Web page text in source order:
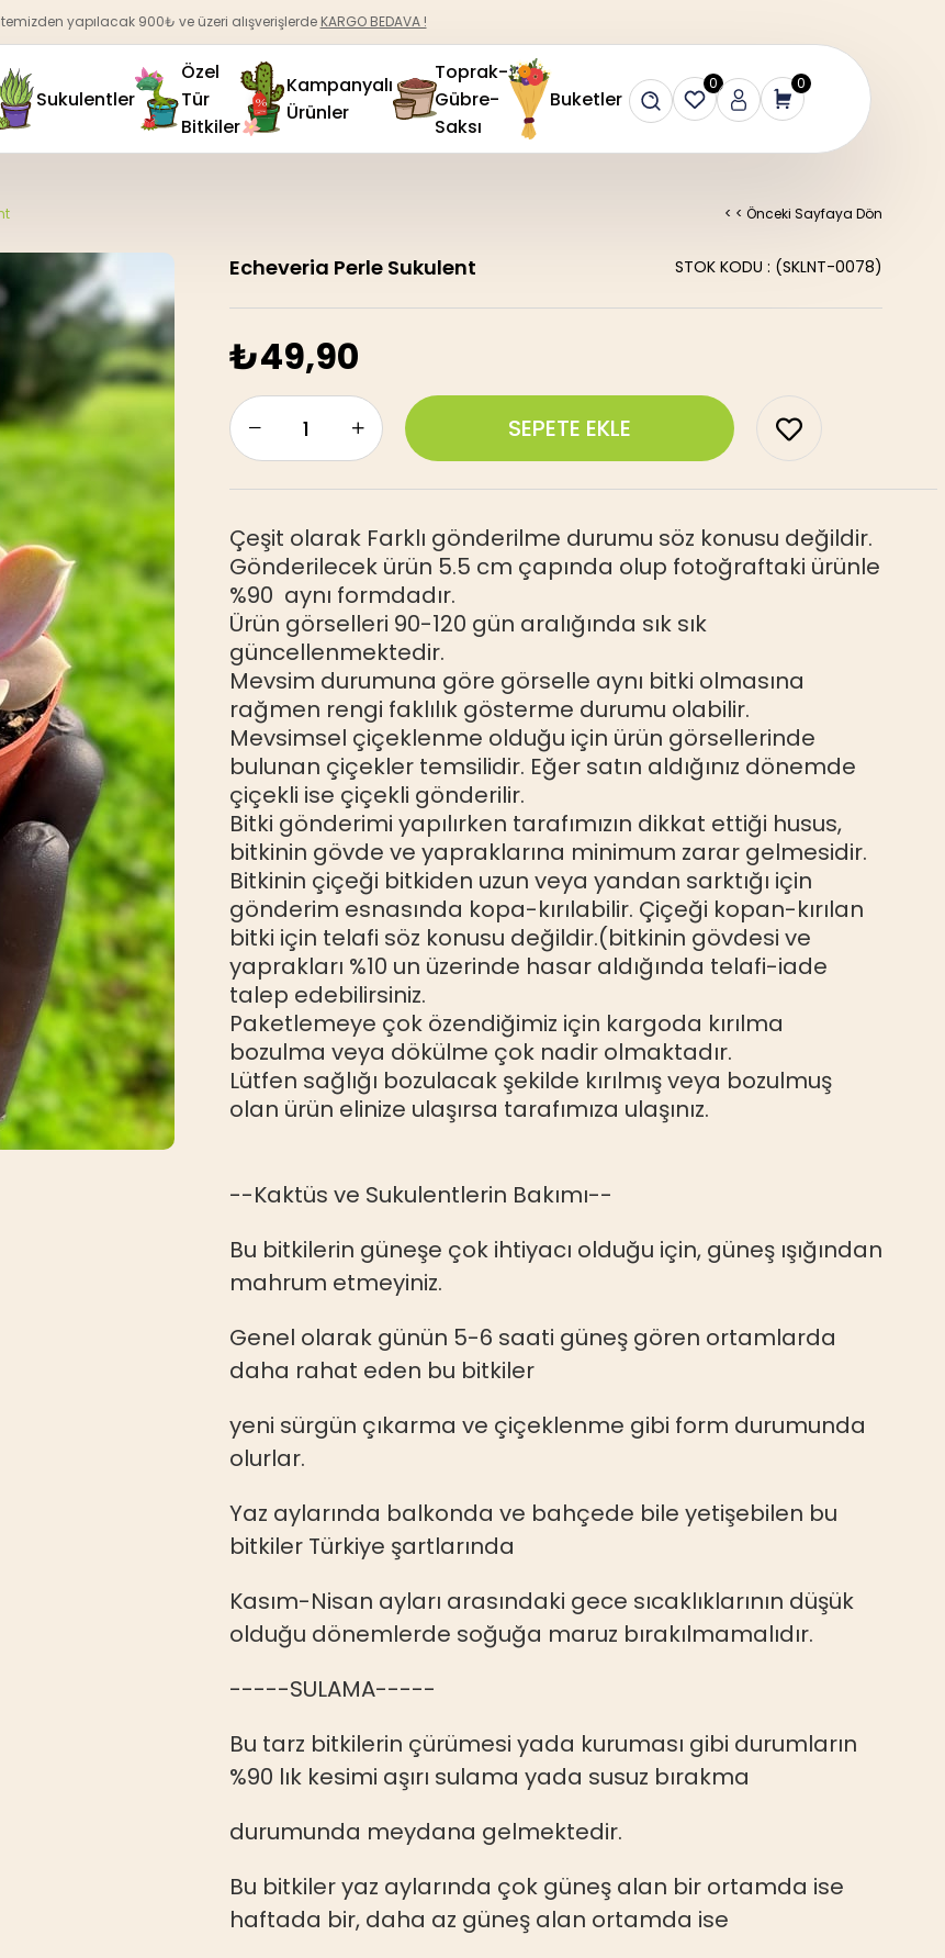
yapılacak 900₺ ve üzeri alışverişlerde KARGO BEDAVA !
Sukulentler
Özel
Tür
Bitkiler
Kampanyalı
Ürünler
Toprak-
Gübre-
Saksı
Buketler
0 0
< < Önceki Sayfaya Dön
Echeveria Perle Sukulent (SKLNT-0078)
STOK KODU
Çeşit olarak Farklı gönderilme durumu söz konusu değildir.
Gönderilecek ürün 5.5 cm çapında olup fotoğraftaki ürünle
%90 aynı formdadır.
Ürün görselleri 90-120 gün aralığında sık sık
güncellenmektedir.
Mevsim durumuna göre görselle aynı bitki olmasına
rağmen rengi faklılık gösterme durumu olabilir.
Mevsimsel çiçeklenme olduğu için ürün görsellerinde
bulunan çiçekler temsilidir. Eğer satın aldığınız dönemde
çiçekli ise çiçekli gönderilir.
Bitki gönderimi yapılırken tarafımızın dikkat ettiği husus,
bitkinin gövde ve yapraklarına minimum zarar gelmesidir.
Bitkinin çiçeği bitkiden uzun veya yandan sarktığı için
gönderim esnasında kopa-kırılabilir. Çiçeği kopan-kırılan
bitki için telafi söz konusu değildir.(bitkinin gövdesi ve
yaprakları %10 un üzerinde hasar aldığında telafi-iade
talep edebilirsiniz.
Paketlemeye çok özendiğimiz için kargoda kırılma
bozulma veya dökülme çok nadir olmaktadır.
Lütfen sağlığı bozulacak şekilde kırılmış veya bozulmuş
olan ürün elinize ulaşırsa tarafımıza ulaşınız.
--Kaktüs ve Sukulentlerin Bakımı--
Bu bitkilerin güneşe çok ihtiyacı olduğu için, güneş ışığından
mahrum etmeyiniz.
Genel olarak günün 5-6 saati güneş gören ortamlarda
daha rahat eden bu bitkiler
yeni sürgün çıkarma ve çiçeklenme gibi form durumunda
olurlar.
Yaz aylarında balkonda ve bahçede bile yetişebilen bu
bitkiler Türkiye şartlarında
Kasım-Nisan ayları arasındaki gece sıcaklıklarının düşük
olduğu dönemlerde soğuğa maruz bırakılmamalıdır.
-----SULAMA-----
Bu tarz bitkilerin çürümesi yada kuruması gibi durumların
%90 lık kesimi aşırı sulama yada susuz bırakma
durumunda meydana gelmektedir.
Bu bitkiler yaz aylarında çok güneş alan bir ortamda ise
haftada bir, daha az güneş alan ortamda ise
₺49,90